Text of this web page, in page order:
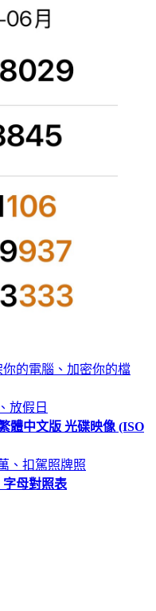
的電腦、加密你的檔
放假日
體中文版 光碟映像 (ISO
、扣駕照牌照
字母對照表